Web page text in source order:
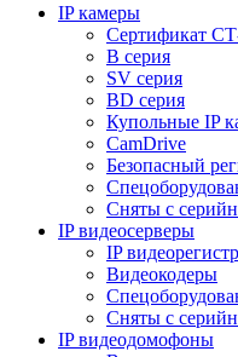
IP камеры
Сертификат
B серия
SV серия
BD серия
Купольные IP
CamDrive
Безопасный
Сняты с
IP видеосерверы
IP
Видеокодеры
Сняты с
IP видеодомофоны